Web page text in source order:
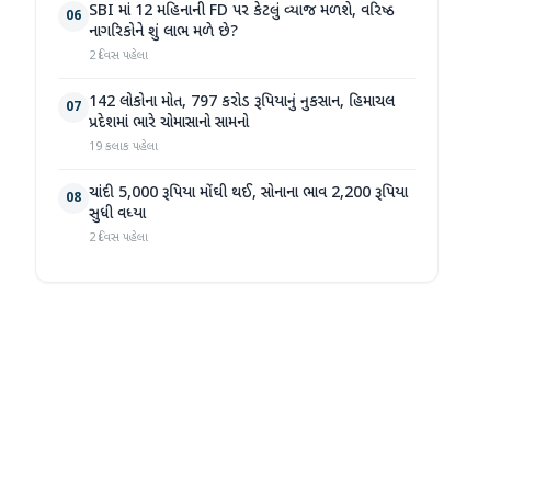
06 SBI માં 12 મહિનાની FD પર કેટલું વ્યાજ મળશે, વરિષ્ઠ
નાગરિકોને શું લાભ મળે છે?
2 દિવસ પહેલા
07 142 લોકોના મોત, 797 કરોડ રૂપિયાનું નુકસાન, હિમાચલ
પ્રદેશમાં ભારે ચોમાસાનો સામનો
19 કલાક પહેલા
08 ચાંદી 5,000 રૂપિયા મોંઘી થઈ, સોનાના ભાવ 2,200 રૂપિયા
સુધી વધ્યા
2 દિવસ પહેલા